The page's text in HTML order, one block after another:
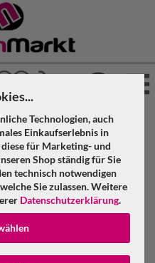
Technologien, auch
Einkaufserlebnis in
für Marketing- und
Shop ständig für Sie
technisch notwendigen
Sie zulassen. Weitere
Datenschutzerklärung.
Konto erstellen
Bühnenmolton »
»
B=3m (geöst) x
x H=5m